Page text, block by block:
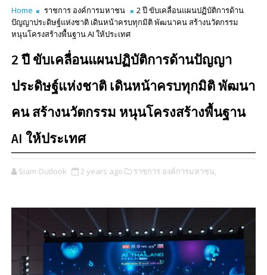
Home ราชการ องค์การมหาชน
2 ปี ขับเคลื่อนแผนปฏิบัติการด้าน
ปัญญาประดิษฐ์แห่งชาติ เดินหน้าครบทุกมิติ พัฒนาคน สร้างนวัตกรรม
หนุนโครงสร้างพื้นฐาน AI ให้ประเทศ
2 ปี ขับเคลื่อนแผนปฏิบัติการด้านปัญญา
ประดิษฐ์แห่งชาติ เดินหน้าครบทุกมิติ พัฒนา
คน สร้างนวัตกรรม หนุนโครงสร้างพื้นฐาน
AI ให้ประเทศ
Siam Outlook 2 years ago ราชการ องค์การมหาชน,